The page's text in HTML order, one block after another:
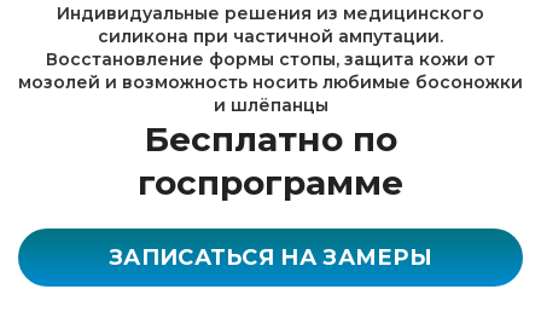
Индивидуальные решения из медицинского
силикона при частичной ампутации.
Восстановление формы стопы, защита кожи от
мозолей и возможность носить любимые босоножки
и шлёпанцы
Бесплатно по
госпрограмме
ЗАПИСАТЬСЯ НА ЗАМЕРЫ